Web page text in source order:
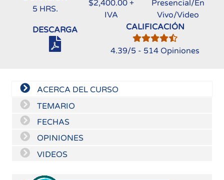
5 HRS.
$2,400.00 +
IVA
Presencial/En
Vivo/Video
DESCARGA
CALIFICACIÓN
4.39/5 - 514 Opiniones
ACERCA DEL CURSO
TEMARIO
FECHAS
OPINIONES
VIDEOS